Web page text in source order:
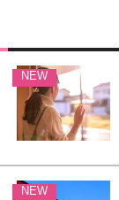
NEW
NEW